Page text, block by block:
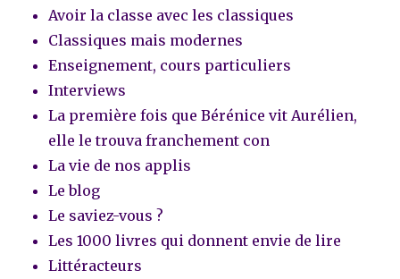
Avoir la classe avec les classiques
Classiques mais modernes
Enseignement, cours particuliers
Interviews
La première fois que Bérénice vit Aurélien,
elle le trouva franchement con
La vie de nos applis
Le blog
Le saviez-vous ?
Les 1000 livres qui donnent envie de lire
Littéracteurs